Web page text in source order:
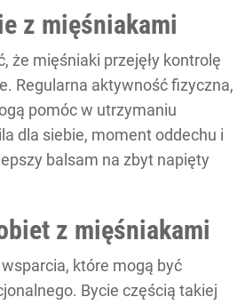
z mięśniakami
że mięśniaki przejęły kontrolę
Regularna aktywność fizyczna,
pomóc w utrzymaniu
dla siebie, moment oddechu i
balsam na zbyt napięty
z mięśniakami
które mogą być
Bycie częścią takiej